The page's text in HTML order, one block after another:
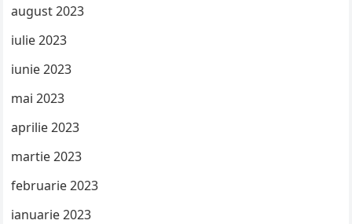
august 2023
iulie 2023
iunie 2023
mai 2023
aprilie 2023
martie 2023
februarie 2023
ianuarie 2023